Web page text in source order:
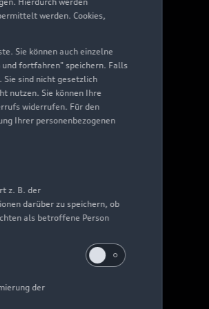
werden. Cookies,
Sie können auch einzelne
und fortfahren" speichern. Falls
Sie sind nicht gesetzlich
nutzen. Sie können Ihre
widerrufen. Für den
Ihrer personenbezogenen
z. B. der
darüber zu speichern, ob
als betroffene Person
der